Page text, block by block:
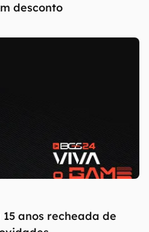
desconto
15 anos recheada de